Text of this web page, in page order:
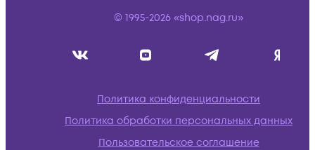
© 1995-2026 «shop.nag.ru»
Политика конфиденциальности
Политика обработки персональных данных
Пользовательское соглашение